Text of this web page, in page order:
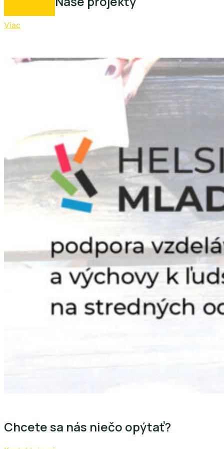
Viac
Chcete sa nás niečo opýtať?